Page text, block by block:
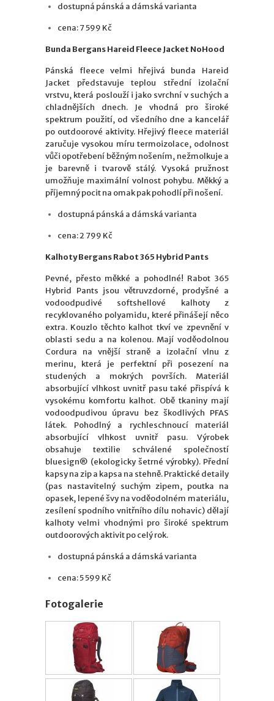
dostupná pánská a dámská varianta
cena: 7 599 Kč
Bunda Bergans Hareid Fleece Jacket NoHood
Pánská fleece velmi hřejivá bunda Hareid
Jacket představuje teplou střední izolační
vrstvu, která poslouží i jako svrchní v suchých a
chladnějších dnech. Je vhodná pro široké
spektrum použití, od všedního dne a kancelář
po outdoorové aktivity. Hřejivý fleece materiál
zaručuje vysokou míru termoizolace, odolnost
vůči opotřebení běžným nošením, nežmolkuje a
je barevně i tvarově stálý. Vysoká pružnost
umožňuje maximální volnost pohybu. Měkký a
příjemný pocit na omak pak pohodlí při nošení.
dostupná pánská a dámská varianta
cena: 2 799 Kč
Kalhoty Bergans Rabot 365 Hybrid Pants
Pevné, přesto měkké a pohodlné! Rabot 365
Hybrid Pants jsou větruvzdorné, prodyšné a
vodoodpudivé softshellové kalhoty z
recyklovaného polyamidu, které přinášejí něco
extra. Kouzlo těchto kalhot tkví ve zpevnění v
oblasti sedu a na kolenou. Mají voděodolnou
Cordura na vnější straně a izolační vlnu z
merinu, která je perfektní při posezení na
studených a mokrých površích. Materiál
absorbující vlhkost uvnitř pasu také přispívá k
vysokému komfortu kalhot. Obě tkaniny mají
vodoodpudivou úpravu bez škodlivých PFAS
látek. Pohodlný a rychleschnoucí materiál
absorbující vlhkost uvnitř pasu. Výrobek
obsahuje textilie schválené společností
bluesign® (ekologicky šetrné výrobky). Přední
kapsy na zip a kapsa na stehně. Praktické detaily
(pas nastavitelný suchým zipem, poutka na
opasek, lepené švy na voděodolném materiálu,
zesílení spodního vnitřního dílu nohavic) dělají
kalhoty velmi vhodnými pro široké spektrum
outdoorových aktivit po celý rok.
dostupná pánská a dámská varianta
cena: 5 599 Kč
Fotogalerie